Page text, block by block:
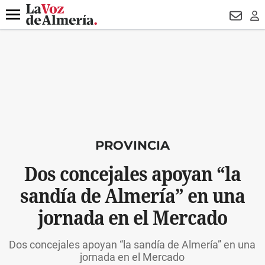
DESTACADO CONDENADOS
Menú
PROVINCIA
Dos concejales apoyan “la
sandía de Almería” en una
jornada en el Mercado
Dos concejales apoyan “la sandía de Almería” en una
jornada en el Mercado